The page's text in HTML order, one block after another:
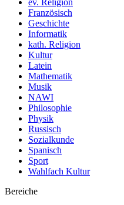
Französisch
Geschichte
Informatik
kath. Religion
Kultur
Latein
Mathematik
Musik
NAWI
Philosophie
Physik
Russisch
Sozialkunde
Spanisch
Sport
Wahlfach Kultur
Bereiche